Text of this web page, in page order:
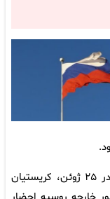
وزارت خارجه روسیه در بیانیه‌ای اعلام کرد: «در ۲۵ ژوئن، کریستیان